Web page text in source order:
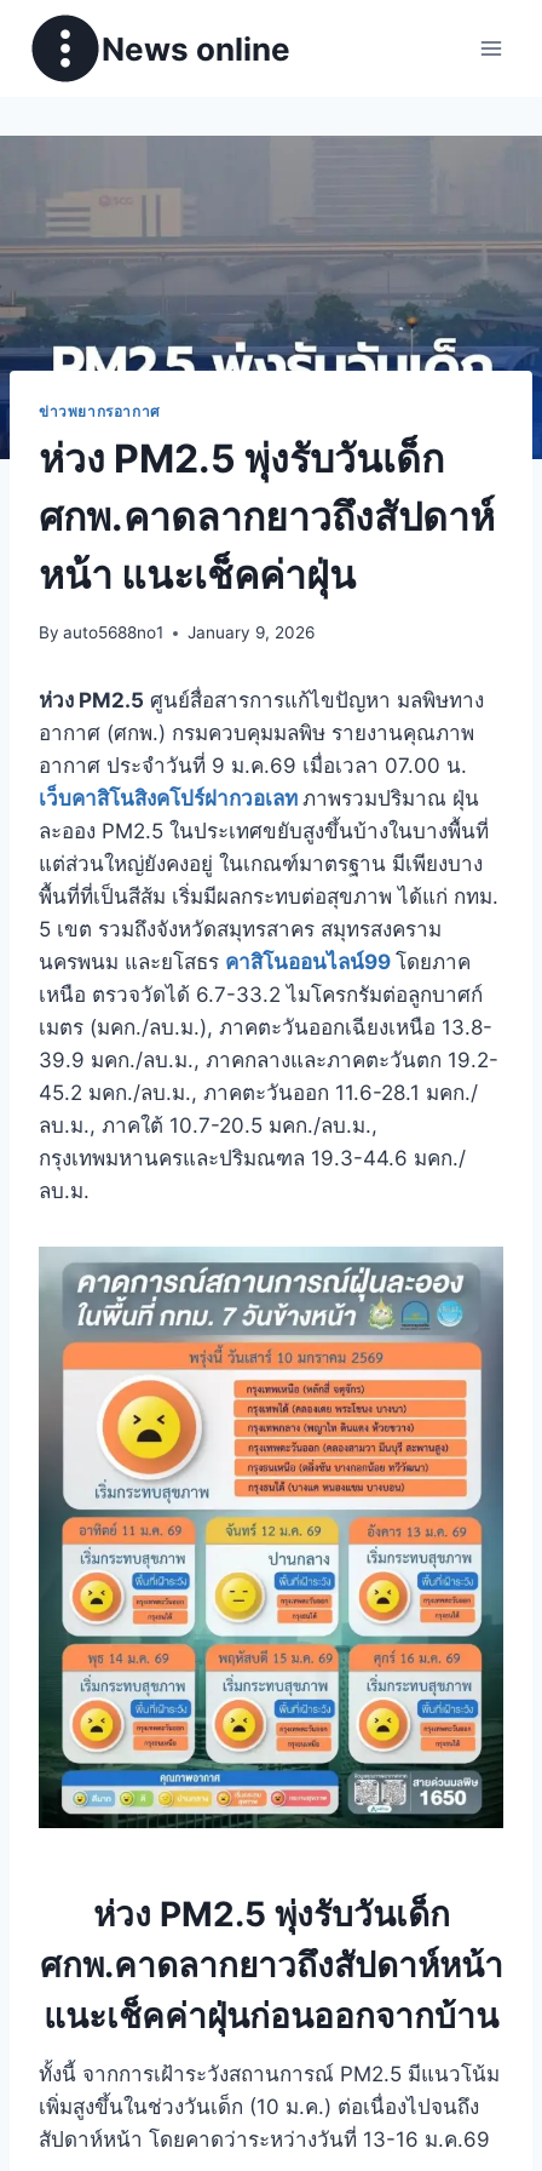
News online
ข่าวพยากรอากาศ
ห่วง PM2.5 พุ่งรับวันเด็ก
ศกพ.คาดลากยาวถึงสัปดาห์
หน้า แนะเช็คค่าฝุ่น
By auto5688no1 January 9, 2026
ห่วง PM2.5 ศูนย์สื่อสารการแก้ไขปัญหา มลพิษทาง
อากาศ (ศกพ.) กรมควบคุมมลพิษ รายงานคุณภาพ
อากาศ ประจำวันที่ 9 ม.ค.69 เมื่อเวลา 07.00 น.
เว็บคาสิโนสิงคโปร์ฝากวอเลท ภาพรวมปริมาณ ฝุ่น
ละออง PM2.5 ในประเทศขยับสูงขึ้นบ้างในบางพื้นที่
แต่ส่วนใหญ่ยังคงอยู่ ในเกณฑ์มาตรฐาน มีเพียงบาง
พื้นที่ที่เป็นสีส้ม เริ่มมีผลกระทบต่อสุขภาพ ได้แก่ กทม.
5 เขต รวมถึงจังหวัดสมุทรสาคร สมุทรสงคราม
นครพนม และยโสธร คาสิโนออนไลน์99 โดยภาค
เหนือ ตรวจวัดได้ 6.7-33.2 ไมโครกรัมต่อลูกบาศก์
เมตร (มคก./ลบ.ม.), ภาคตะวันออกเฉียงเหนือ 13.8-
39.9 มคก./ลบ.ม., ภาคกลางและภาคตะวันตก 19.2-
45.2 มคก./ลบ.ม., ภาคตะวันออก 11.6-28.1 มคก./
ลบ.ม., ภาคใต้ 10.7-20.5 มคก./ลบ.ม.,
กรุงเทพมหานครและปริมณฑล 19.3-44.6 มคก./
ลบ.ม.
ห่วง PM2.5 พุ่งรับวันเด็ก
ศกพ.คาดลากยาวถึงสัปดาห์หน้า
แนะเช็คค่าฝุ่นก่อนออกจากบ้าน
ทั้งนี้ จากการเฝ้าระวังสถานการณ์ PM2.5 มีแนวโน้ม
เพิ่มสูงขึ้นในช่วงวันเด็ก (10 ม.ค.) ต่อเนื่องไปจนถึง
สัปดาห์หน้า โดยคาดว่าระหว่างวันที่ 13-16 ม.ค.69